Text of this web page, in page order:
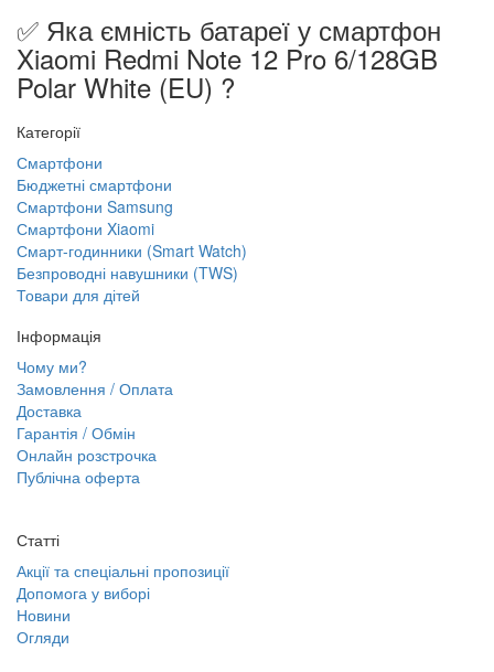
✅ Яка ємність батареї у смартфон
Xiaomi Redmi Note 12 Pro 6/128GB
Polar White (EU) ?
Категорії
Смартфони
Бюджетні смартфони
Смартфони Samsung
Смартфони Xiaomi
Смарт-годинники (Smart Watch)
Безпроводні навушники (TWS)
Товари для дітей
Інформація
Чому ми?
Замовлення / Оплата
Доставка
Гарантія / Обмін
Онлайн розстрочка
Публічна оферта
Статті
Акції та спеціальні пропозиції
Допомога у виборі
Новини
Огляди